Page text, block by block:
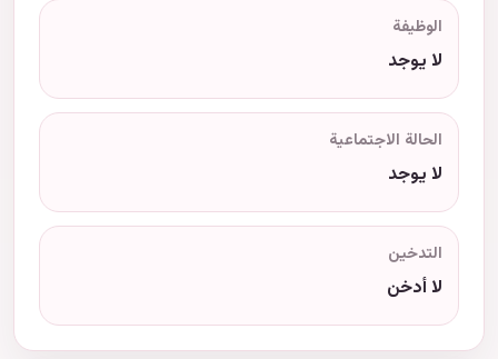
الوظيفة
لا يوجد
الحالة الاجتماعية
لا يوجد
التدخين
لا أدخن